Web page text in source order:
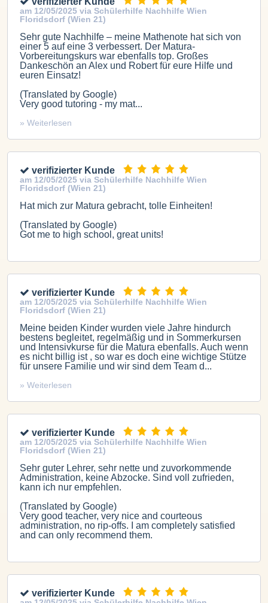
am 12/05/2025 via Schülerhilfe Nachhilfe Wien
Floridsdorf (Wien 21)
Sehr gute Nachhilfe – meine Mathenote hat sich von
einer 5 auf eine 3 verbessert. Der Matura-
Vorbereitungskurs war ebenfalls top. Großes
Dankeschön an Alex und Robert für eure Hilfe und
euren Einsatz!
(Translated by Google)
Very good tutoring - my mat...
» Weiterlesen
verifizierter Kunde
am 12/05/2025 via Schülerhilfe Nachhilfe Wien
Floridsdorf (Wien 21)
Hat mich zur Matura gebracht, tolle Einheiten!
(Translated by Google)
Got me to high school, great units!
verifizierter Kunde
am 12/05/2025 via Schülerhilfe Nachhilfe Wien
Floridsdorf (Wien 21)
Meine beiden Kinder wurden viele Jahre hindurch
bestens begleitet, regelmäßig und in Sommerkursen
und Intensivkurse für die Matura ebenfalls. Auch wenn
es nicht billig ist , so war es doch eine wichtige Stütze
für unsere Familie und wir sind dem Team d...
» Weiterlesen
verifizierter Kunde
am 12/05/2025 via Schülerhilfe Nachhilfe Wien
Floridsdorf (Wien 21)
Sehr guter Lehrer, sehr nette und zuvorkommende
Administration, keine Abzocke. Sind voll zufrieden,
kann ich nur empfehlen.
(Translated by Google)
Very good teacher, very nice and courteous
administration, no rip-offs. I am completely satisfied
and can only recommend them.
verifizierter Kunde